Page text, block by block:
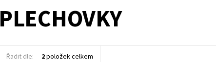
PLECHOVKY
Řadit dle: 2položek celkem